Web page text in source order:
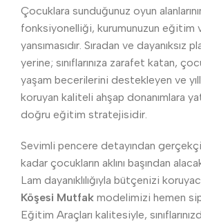
Çocuklara sunduğunuz oyun
fonksiyonelliği, kurumunuzun eğitim
yansımasıdır. Sıradan ve dayanıksız
yerine; sınıflarınıza zarafet katan,
yaşam becerilerini destekleyen ve
koruyan kaliteli ahşap donanımlara
doğru eğitim stratejisidir.
Sevimli pencere detayından gerçekçi
kadar çocukların aklını başından
Lam dayanıklılığıyla bütçenizi
Köşesi Mutfak modelimizi hemen
Eğitim Araçları kalitesiyle,